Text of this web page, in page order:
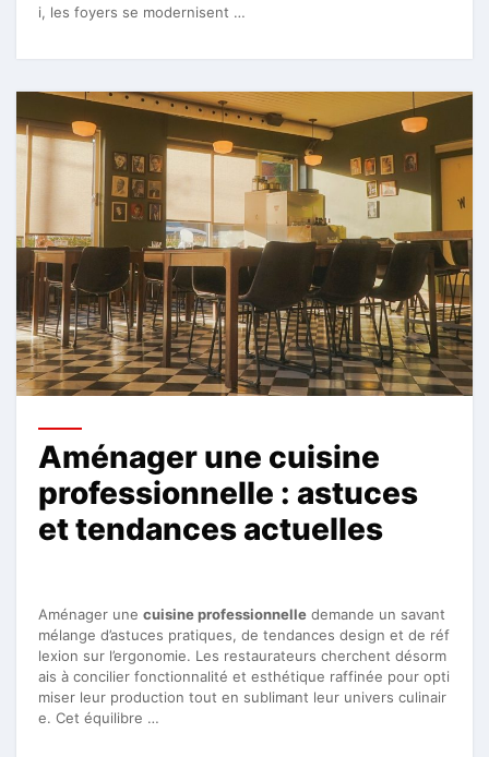
i, les foyers se modernisent …
Aménager une cuisine
professionnelle : astuces
et tendances actuelles
Aménager une cuisine professionnelle demande un savant
mélange d’astuces pratiques, de tendances design et de réf
lexion sur l’ergonomie. Les restaurateurs cherchent désorm
ais à concilier fonctionnalité et esthétique raffinée pour opti
miser leur production tout en sublimant leur univers culinair
e. Cet équilibre …